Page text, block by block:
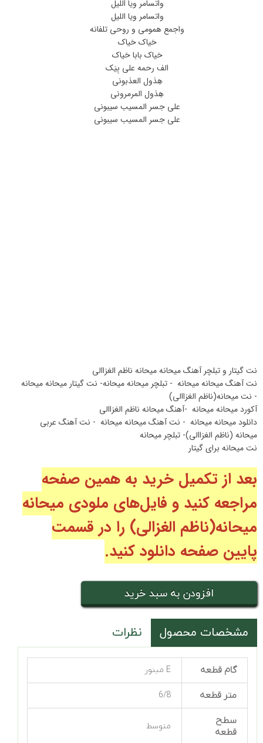
واتسامر ویا اللیل
واتسامر ویا اللیل
واجمع همومی و روحی تلفانه
حَیاک حَیاک
حَیاک بابا حَیاک
الف رحمه علی بِیَک
هِذول العذبونی
هِذول المرمرونی
علی جسر المسیب سیبونی
علی جسر المسیب سیبونی
نت گیتار و تبلچر آهنگ میحانه میحانه ناظم الغزاالی
نت آهنگ میحانه میحانه - تبلچر میحانه میحانه- نت گیتار میحانه میحانه
- نت میحانه(ناظم الغزاالی)
آکورد میحانه میحانه -آهنگ میحانه ناظم الغزاالی
دانلود میحانه میحانه - نت آهنگ میحانه میحانه - نت آهنگ عربی
میحانه (ناظم الغزاالی)- تبلچر میحانه
نت میحانه برای گیتار
بعد از تکمیل خرید به همین صفحه
مراجعه کنید و فایل‌های ملودی میحانه
میحانه(ناظم الغزالی) را در قسمت
پایین صفحه دانلود کنید.
افزودن به سبد خرید
مشخصات محصول نظرات
گام قطعه E مینور
متر قطعه 6/8
سطح
قطعه
متوسط